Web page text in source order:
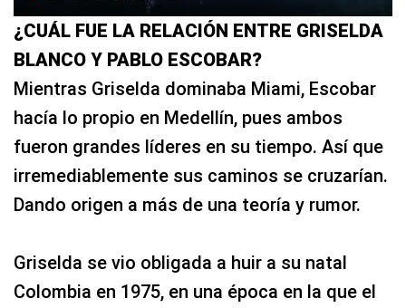
¿CUÁL FUE LA RELACIÓN ENTRE GRISELDA
BLANCO Y PABLO ESCOBAR?
Mientras Griselda dominaba Miami, Escobar
hacía lo propio en Medellín, pues ambos
fueron grandes líderes en su tiempo. Así que
irremediablemente sus caminos se cruzarían.
Dando origen a más de una teoría y rumor.
Griselda se vio obligada a huir a su natal
Colombia en 1975, en una época en la que el